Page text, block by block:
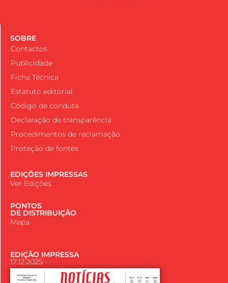
SOBRE
Contactos
Publicidade
Ficha Técnica
Estatuto editorial
Código de conduta
Declaração de transparência
Procedimentos de reclamação
Proteção de fontes
EDIÇÕES IMPRESSAS
Ver Edições
PONTOS
DE DISTRIBUIÇÃO
Mapa
EDIÇÃO IMPRESSA
17.12.2025